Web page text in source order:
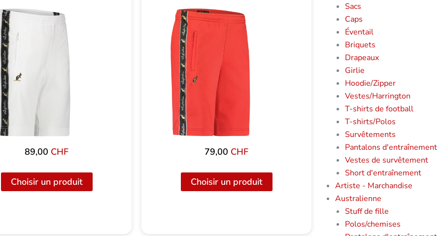
89,00 CHF
Choisir un produit
79,00 CHF
Choisir un produit
Sacs
Caps
Éventail
Briquets
Drapeaux
Girlie
Hoodie/Zipper
Vestes/Harrington
T-shirts de football
T-shirts/Polos
Survêtements
Pantalons d'entraînement
Vestes de survêtement
Short d'entraînement
Artiste - Marchandise
Australienne
Stuff de fille
Polos/chemises